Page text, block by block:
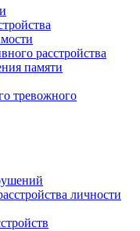
расстройства
памяти
тревожного
личности